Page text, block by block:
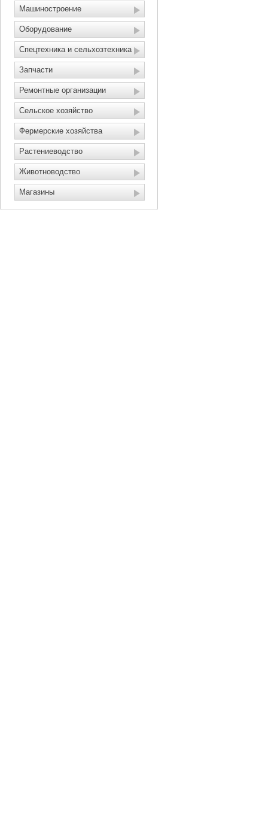
Машиностроение
Оборудование
Спецтехника и сельхозтехника
Запчасти
Ремонтные организации
Сельское хозяйство
Фермерские хозяйства
Растениеводство
Животноводство
Магазины